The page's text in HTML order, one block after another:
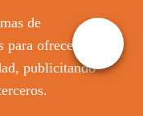
de
ofrecer a
publicitando